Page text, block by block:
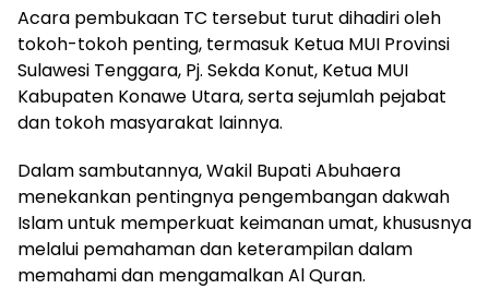
Acara pembukaan TC tersebut turut dihadiri oleh
tokoh-tokoh penting, termasuk Ketua MUI Provinsi
Sulawesi Tenggara, Pj. Sekda Konut, Ketua MUI
Kabupaten Konawe Utara, serta sejumlah pejabat
dan tokoh masyarakat lainnya.
Dalam sambutannya, Wakil Bupati Abuhaera
menekankan pentingnya pengembangan dakwah
Islam untuk memperkuat keimanan umat, khususnya
melalui pemahaman dan keterampilan dalam
memahami dan mengamalkan Al Quran.